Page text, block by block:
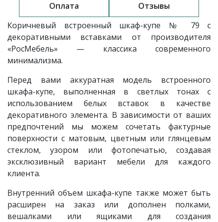
Оплата
Отзывы
Коричневый встроенный шкаф-купе № 79 с
декоративными вставками от производителя
«РосМебель» — классика современного
минимализма.
Перед вами аккуратная модель встроенного
шкафа-купе, выполненная в светлых тонах с
использованием белых вставок в качестве
декоративного элемента. В зависимости от ваших
предпочтений мы можем сочетать фактурные
поверхности с матовым, цветным или глянцевым
стеклом, узором или фотопечатью, создавая
эксклюзивный вариант мебели для каждого
клиента.
Внутренний объем шкафа-купе также может быть
расширен на заказ или дополнен полками,
вешалками или ящиками для создания